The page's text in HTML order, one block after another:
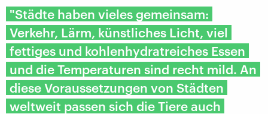
"Städte haben vieles gemeinsam:
Verkehr, Lärm, künstliches Licht, viel
fettiges und kohlenhydratreiches Essen
und die Temperaturen sind recht mild. An
diese Voraussetzungen von Städten
weltweit passen sich die Tiere auch